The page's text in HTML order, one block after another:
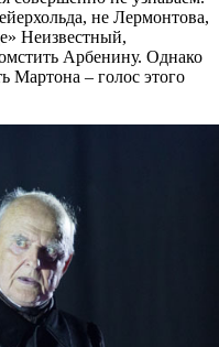
не Лермонтова,
Неизвестный,
Арбенину. Однако
Мартона – голос этого